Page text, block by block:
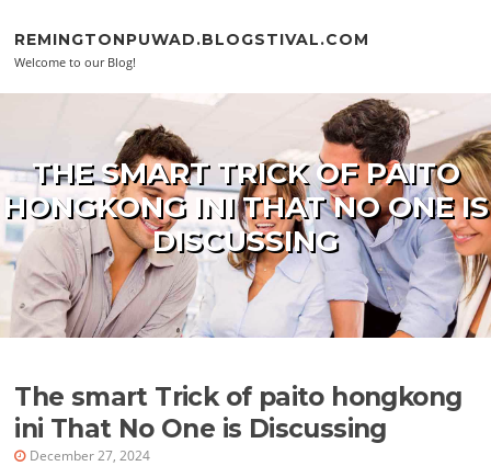
REMINGTONPUWAD.BLOGSTIVAL.COM
Welcome to our Blog!
THE SMART TRICK OF PAITO
HONGKONG INI THAT NO ONE IS
DISCUSSING
The smart Trick of paito hongkong
ini That No One is Discussing
December 27, 2024